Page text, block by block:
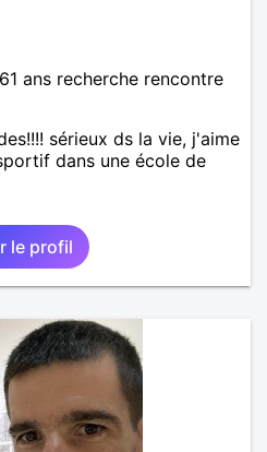
ans recherche rencontre
sérieux ds la vie, j'aime
dans une école de
le profil